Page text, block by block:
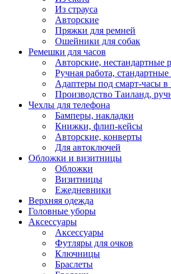
Из страуса
Авторские
Пряжки для ремней
Ошейники для собак
Ремешки для часов
Авторские, нестандартные
Ручная работа,
Адаптеры под смарт-часы в
Производство Таиланд,
Чехлы для телефона
Бамперы, накладки
Книжки, флип-кейсы
Авторские, конверты
Для автоключей
Обложки и визитницы
Обложки
Визитницы
Ежедневники
Верхняя одежда
Головные уборы
Аксессуары
Аксессуары
Футляры для очков
Ключницы
Браслеты